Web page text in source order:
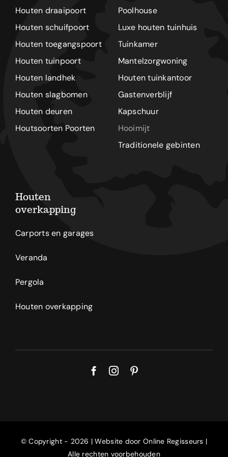
Houten draaipoort
Houten schuifpoort
Houten toegangspoort
Houten tuinpoort
Houten landhek
Houten slagbomen
Houten deuren
Houtsoorten Poorten
Poolhouse
Luxe houten tuinhuis
Tuinkamer
Mantelzorgwoning
Houten tuinkantoor
Gastenverblijf
Kapschuur
Hooimijt
Traditionele gebinten
Houten
overkapping
Carports en garages
Veranda
Pergola
Houten overkapping
© Copyright - 2026 | Website doorOnline Regisseurs |
Alle rechten voorbehouden